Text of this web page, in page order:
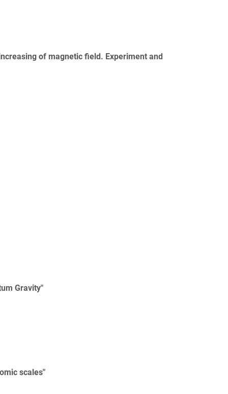
of magnetic field. Experiment and
Gravity"
scales"